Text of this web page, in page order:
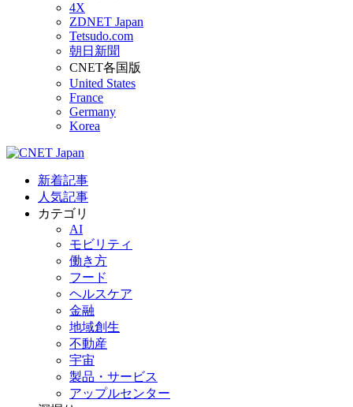
4X
ZDNET Japan
Tetsudo.com
朝日新聞
CNET各国版
United States
France
Germany
Korea
新着記事
人気記事
カテゴリ
AI
モビリティ
働き方
フード
ヘルスケア
金融
地域創生
不動産
宇宙
製品・サービス
アップルセンター